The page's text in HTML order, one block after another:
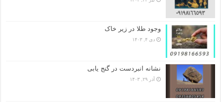
وجود طلا در زیر خاک
دی ۴, ۱۴۰۳
نشانه انبردست در گنج یابی
آذر ۲۹, ۱۴۰۳